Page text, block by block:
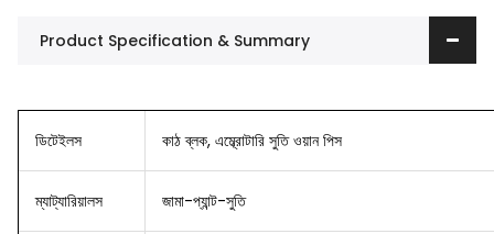
Product Specification & Summary
ডিটেইলস কাঠ ব্লক, এম্ব্রোটারি সুতি ওয়ান পিস
ম্যাট্যারিয়ালস জামা-প্যান্ট-সুতি